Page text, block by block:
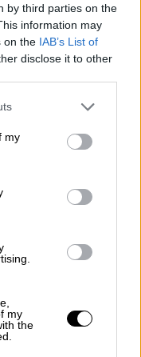
by third parties on the
information may
on the IAB’s List of
disclose it to other
or more Google
You may click to
third-party tags to
in below Google
my
my
the
Θεάτρου
Ιουνίου με τη
κωμωδία